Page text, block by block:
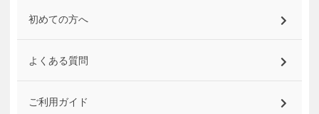
初めての方へ
よくある質問
ご利用ガイド